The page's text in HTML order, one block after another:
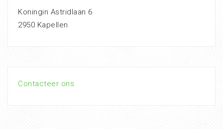
Koningin Astridlaan 6
2950 Kapellen
Contacteer ons